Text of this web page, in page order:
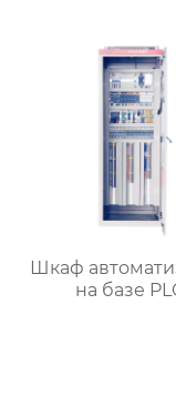
Шкаф
на базе